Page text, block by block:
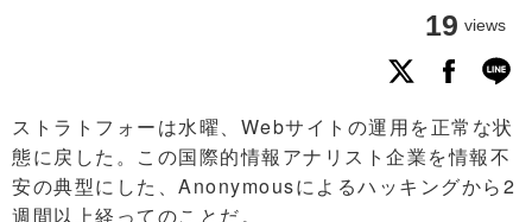
19 views
ストラトフォーは水曜、Webサイトの運用を正常な状
態に戻した。この国際的情報アナリスト企業を情報不
安の典型にした、Anonymousによるハッキングから2
週間以上経ってのことだ。